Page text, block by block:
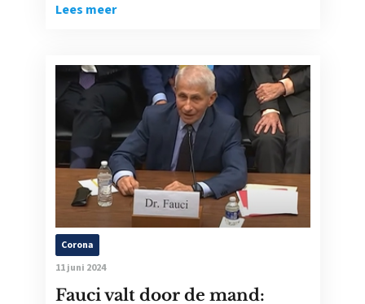
Lees meer
Corona
11 juni 2024
Fauci valt door de mand: